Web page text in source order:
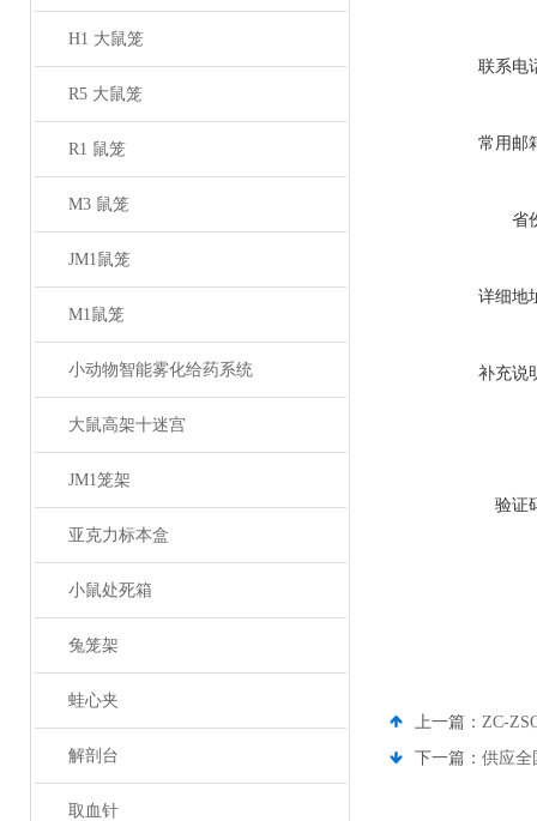
H1 大鼠笼
R5 大鼠笼
R1 鼠笼
M3 鼠笼
JM1鼠笼
M1鼠笼
小动物智能雾化给药系统
大鼠高架十迷宫
JM1笼架
亚克力标本盒
小鼠处死箱
兔笼架
蛙心夹
解剖台
取血针
联系电
常用邮
省
详细地
补充说
验证
上一篇： ZC-
下一篇： 供应全